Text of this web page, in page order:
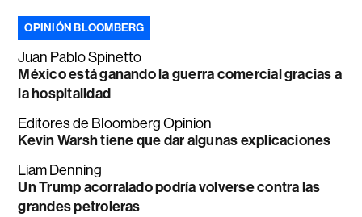
OPINIÓN BLOOMBERG
Juan Pablo Spinetto
México está ganando la guerra comercial gracias a
la hospitalidad
Editores de Bloomberg Opinion
Kevin Warsh tiene que dar algunas explicaciones
Liam Denning
Un Trump acorralado podría volverse contra las
grandes petroleras